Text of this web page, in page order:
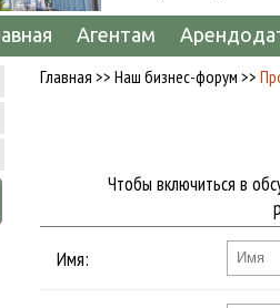
Агентам
Главная >> Наш бизнес-форум >>
Чтобы включиться в
Имя: